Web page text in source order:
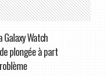
Watch
plongée à part